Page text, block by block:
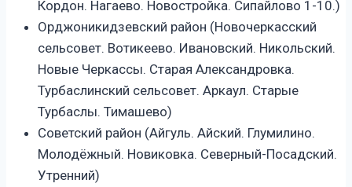
Кордон. Нагаево. Новостройка. Сипайлово 1-10.)
Орджоникидзевский район (Новочеркасский
сельсовет. Вотикеево. Ивановский. Никольский.
Новые Черкассы. Старая Александровка.
Турбаслинский сельсовет. Аркаул. Старые
Турбаслы. Тимашево)
Советский район (Айгуль. Айский. Глумилино.
Молодёжный. Новиковка. Северный-Посадский.
Утренний)